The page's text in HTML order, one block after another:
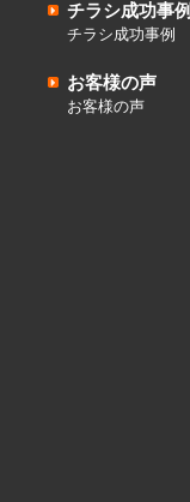
チラシ成功事例
チラシ成功事例
お客様の声
お客様の声